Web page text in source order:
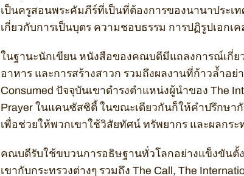
เป็นครูสอนพระคัมภีร์ที่เป็นที่ต้องการของนานาประเ
เกี่ยวกับการเป็นบุตร ความชอบธรรม การปฏิรูปเอกเ
ในฐานะนักเขียน หนังสือของคณบดีมีแถลงการณ์เกี่ย
อาหาร และการสร้างสาวก รวมถึงผลงานที่ก้าวล้ำอย่
Consumed ปัจจุบันเขาดำรงตำแหน่งผู้นำของ The
Prayer ในแคนซัสซิตี้ ในขณะเดียวกันก็ให้คำปรึกษา
เพื่อช่วยให้พวกเขาใช้วิสัยทัศน์ ทรัพยากร และผลกร
คณบดีรับใช้ขบวนการอธิษฐานทั่วโลกอย่างแข็งขันตั้
เขากับกระทรวงต่างๆ รวมถึง The Call, The